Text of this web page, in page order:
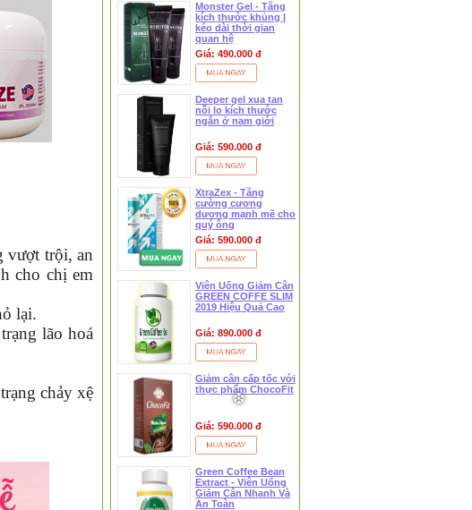
vượt trội, an
cho chị em
lại.
lão hoá
chảy xệ
Monster Gel - Tăng
kích thước khủng |
kéo dài thời gian
quan hệ
Giá: 490.000 đ
Deeper gel xua tan
nỗi lo kích thước
ngắn ở nam giới
Giá: 590.000 đ
XtraZex - Tăng
cường cương
dương mạnh mẽ cho
quý ông
Giá: 590.000 đ
Viên Uống Giảm Cân
GREEN COFFE SLIM
2019 Hiệu Quả Cao
Giá: 890.000 đ
Giảm cân cấp tốc với
thực phẩm ChocoFit
Giá: 590.000 đ
Green Coffee Bean
Extract - Viên Uống
Giảm Cân Nhanh Và
An Toàn
❅